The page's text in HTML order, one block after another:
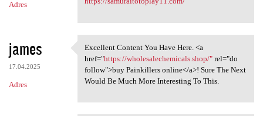
Adres
james
17.04.2025
Adres
Excellent Content You Have
Excellent Content You Have Here. <a
href="https://wholesalechemicals.shop/"rel="do
follow">buy Painkillers online</a>! Sure The Next
Would Be Much More Interesting To This.